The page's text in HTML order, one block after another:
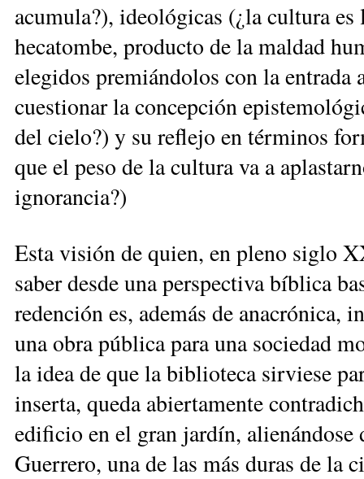
acumula?), ideológicas (¿la cultura
hecatombe, producto de la maldad
elegidos premiándolos con la
cuestionar la concepción
del cielo?) y su reflejo en términos
que el peso de la cultura va a
ignorancia?)
Esta visión de quien, en pleno siglo
saber desde una perspectiva bíblica
redención es, además de anacrónica,
una obra pública para una sociedad
la idea de que la biblioteca sirviese
inserta, queda abiertamente
edificio en el gran jardín,
Guerrero, una de las más duras de la